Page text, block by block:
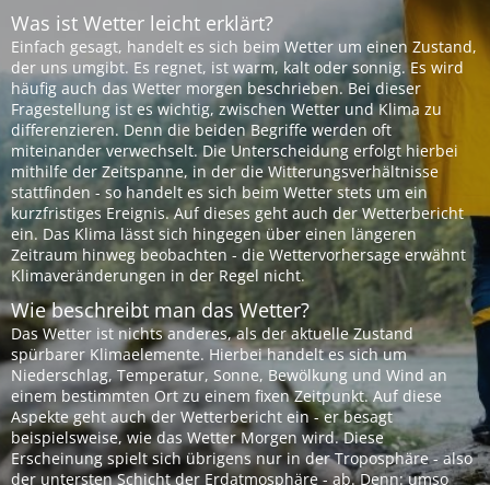
Was ist Wetter leicht erklärt?
Einfach gesagt, handelt es sich beim Wetter um einen Zustand,
der uns umgibt. Es regnet, ist warm, kalt oder sonnig. Es wird
häufig auch das Wetter morgen beschrieben. Bei dieser
Fragestellung ist es wichtig, zwischen Wetter und Klima zu
differenzieren. Denn die beiden Begriffe werden oft
miteinander verwechselt. Die Unterscheidung erfolgt hierbei
mithilfe der Zeitspanne, in der die Witterungsverhältnisse
stattfinden - so handelt es sich beim Wetter stets um ein
kurzfristiges Ereignis. Auf dieses geht auch der Wetterbericht
ein. Das Klima lässt sich hingegen über einen längeren
Zeitraum hinweg beobachten - die Wettervorhersage erwähnt
Klimaveränderungen in der Regel nicht.
Wie beschreibt man das Wetter?
Das Wetter ist nichts anderes, als der aktuelle Zustand
spürbarer Klimaelemente. Hierbei handelt es sich um
Niederschlag, Temperatur, Sonne, Bewölkung und Wind an
einem bestimmten Ort zu einem fixen Zeitpunkt. Auf diese
Aspekte geht auch der Wetterbericht ein - er besagt
beispielsweise, wie das Wetter Morgen wird. Diese
Erscheinung spielt sich übrigens nur in der Troposphäre - also
der untersten Schicht der Erdatmosphäre - ab. Denn: umso